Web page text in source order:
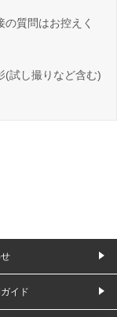
質問はお控えく
(試し撮りなど含む)
イド